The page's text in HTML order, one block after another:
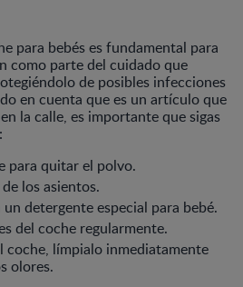
para bebés es fundamental para
como parte del cuidado que
de posibles infecciones
en cuenta que es un artículo que
la calle, es importante que sigas
para quitar el polvo.
los asientos.
detergente especial para bebé.
del coche regularmente.
coche, límpialo inmediatamente
olores.